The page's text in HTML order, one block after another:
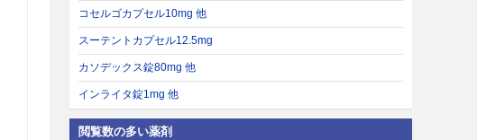
コセルゴカプセル10mg 他
スーテントカプセル12.5mg
カソデックス錠80mg 他
インライタ錠1mg 他
閲覧数の多い薬剤